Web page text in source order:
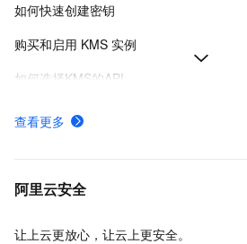
如何快速创建密钥
购买和启用 KMS 实例
如何选择KMS的API
KMS提供的密钥管理类型及密码运算API
在KMS创建默认密钥、软件密钥或硬件密钥
查看更多
阿里云安全
让上云更放心，让云上更安全。